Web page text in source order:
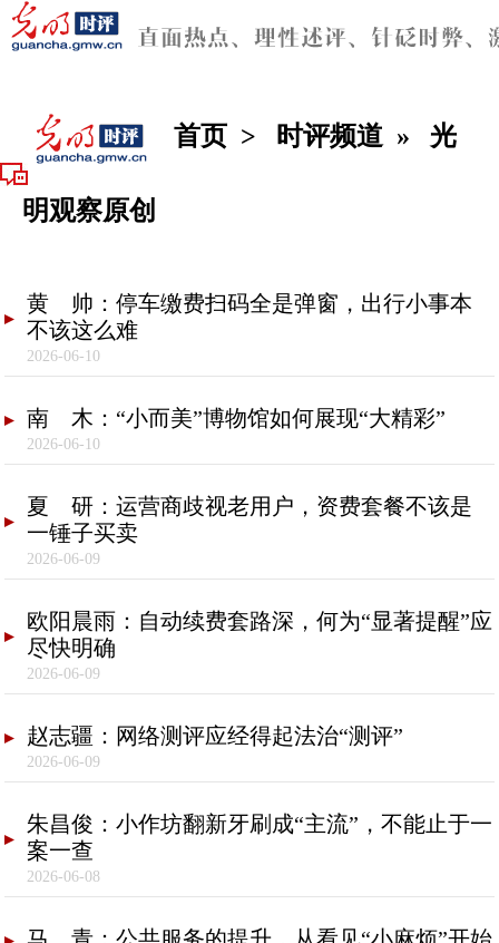
首页 > 时评频道 » 光
明观察原创
黄 帅：停车缴费扫码全是弹窗，出行小事本
不该这么难
2026-06-10
南 木：“小而美”博物馆如何展现“大精彩”
2026-06-10
夏 研：运营商歧视老用户，资费套餐不该是
一锤子买卖
2026-06-09
欧阳晨雨：自动续费套路深，何为“显著提醒”应
尽快明确
2026-06-09
赵志疆：网络测评应经得起法治“测评”
2026-06-09
朱昌俊：小作坊翻新牙刷成“主流”，不能止于一
案一查
2026-06-08